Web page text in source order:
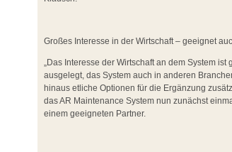
Großes Interesse in der Wirtschaft – geeignet
„Das Interesse der Wirtschaft an dem System
ausgelegt, das System auch in anderen
hinaus etliche Optionen für die Ergänzung
das AR Maintenance System nun zunächst
einem geeigneten Partner.